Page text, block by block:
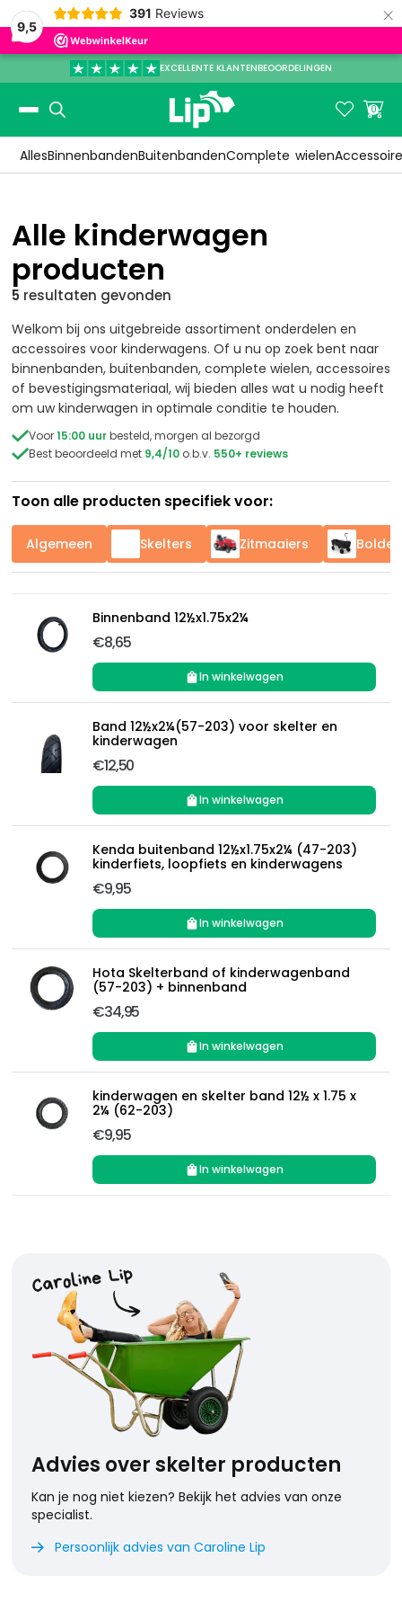
9,5
391 Reviews ×
 VOOR 15:00 BESTELD, VANDAAG
Slide 1 of 3.
 
0
AllesBinnenbandenBuitenbandenComplete wielen
Alle kinderwagen
producten
5 resultaten gevonden
Welkom bij ons uitgebreide assortiment onderdelen en
accessoires voor kinderwagens. Of u nu op zoek bent naar
binnenbanden, buitenbanden, complete wielen, accessoires
of bevestigingsmateriaal, wij bieden alles wat u nodig heeft
om uw kinderwagen in optimale conditie te houden.
Voor15:00 uurbesteld, morgen al bezorgd
Best beoordeeld met 9,4/10 o.b.v. 550+ reviews
Toon alle producten specifiek voor:
Algemeen Skelters Zitmaaiers
Binnenband 12½x1.75x2¼
€8,65
In winkelwagen
Band 12½x2¼(57-203) voor skelter en
kinderwagen
€12,50
In winkelwagen
Kenda buitenband 12½x1.75x2¼ (47-203)
kinderfiets, loopfiets en kinderwagens
€9,95
In winkelwagen
Hota Skelterband of kinderwagenband
(57-203) + binnenband
€34,95
In winkelwagen
kinderwagen en skelter band 12½ x 1.75 x
2¼ (62-203)
€9,95
In winkelwagen
Advies over skelter producten
Kan je nog niet kiezen? Bekijk het advies van onze
specialist.
 Persoonlijk advies van Caroline Lip